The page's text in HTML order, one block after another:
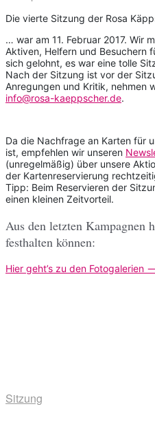
Die vierte Sitzung der Rosa
… war am 11. Februar 2017. Wir
Aktiven, Helfern und Besuchern
sich gelohnt, es war eine tolle
Nach der Sitzung ist vor der
Anregungen und Kritik, nehmen
info@rosa-kaeppscher.de.
Da die Nachfrage an Karten für
ist, empfehlen wir unseren
(unregelmäßig) über unsere
der Kartenreservierung
Tipp: Beim Reservieren der
einen kleinen Zeitvorteil.
Aus den letzten Kampagnen
festhalten können:
Hier geht’s zu den Fotogalerien
Sitzung